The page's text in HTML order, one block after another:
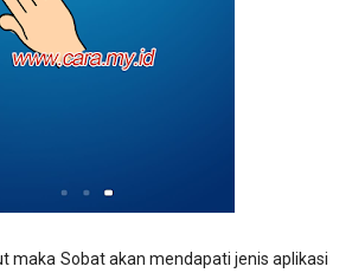
maka Sobat akan mendapati jenis aplikasi